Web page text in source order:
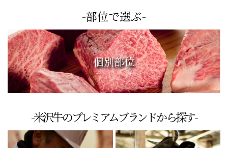
-部位で選ぶ-
個別部位
-米沢牛のプレミアムブランドから探す-